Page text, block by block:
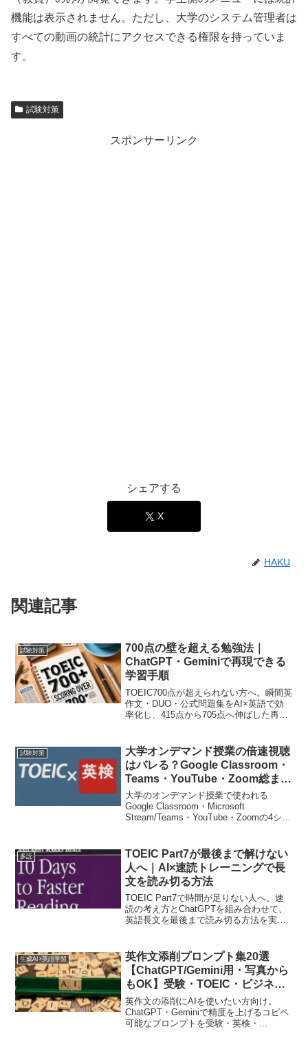
機能は表示されません。ただし、大学のシステム管理者は
すべての動画の統計にアクセスできる権限を持っていま
す。
試験対策
スポンサーリンク
シェアする
X
HAKU
関連記事
試験対策
700点の壁を超える勉強法｜
ChatGPT・Geminiで再現できる
学習手順
TOEIC700点が超えられない方へ。瞬間英
作文・DUO・公式問題集をAI×英語で効
率化し、415点から705点へ伸ばした再現
試験対策
大学オンデマンド授業の倍速視聴
はバレる？Google Classroom・
Teams・YouTube・Zoom総まと
め【2026年最新】
大学のオンデマンド授業で使われる
Google Classroom・Microsoft
Stream/Teams・YouTube・Zoomの4シス
録される視聴データの違いを公式ドキュ
メントをもとに解説します。
多読
TOEIC Part7が最後まで解けない
人へ｜AI×速読トレーニングで長
文を読み切る方法
TOEIC Part7で時間が足りない人へ。速
読の考え方とChatGPTを組み合わせて、
英語長文を最後まで読み切る方法を実体
生成AI×英語学習
英作文添削プロンプト集20選
【ChatGPT/Gemini用・写真から
もOK】受験・TOEIC・ビジネス
別コピペで使える
英作文の添削にAIを使いたい方向け。
ChatGPT・Geminiで精度を上げるコピペ
可能なプロンプトを受験・英検・